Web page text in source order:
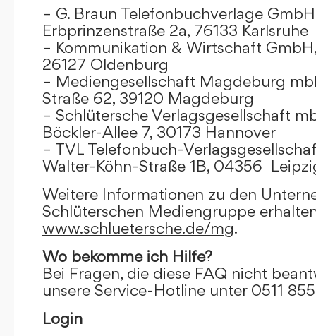
– G. Braun Telefonbuchverlage GmbH
Erbprinzenstraße 2a, 76133 Karlsruhe
– Kommunikation & Wirtschaft
26127 Oldenburg
– Mediengesellschaft Magdeburg
Straße 62, 39120 Magdeburg
– Schlütersche Verlagsgesellschaft
Böckler-Allee 7, 30173 Hannover
– TVL Telefonbuch-
Walter-Köhn-Straße 1B, 04356
Weitere Informationen zu den
Schlüterschen Mediengruppe
www.schluetersche.de/mg.
Wo bekomme ich Hilfe?
Bei Fragen, die diese FAQ nicht
unsere Service-Hotline unter 0511
Login